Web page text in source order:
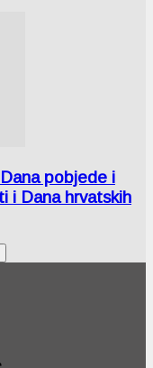
pobjede i
i Dana hrvatskih